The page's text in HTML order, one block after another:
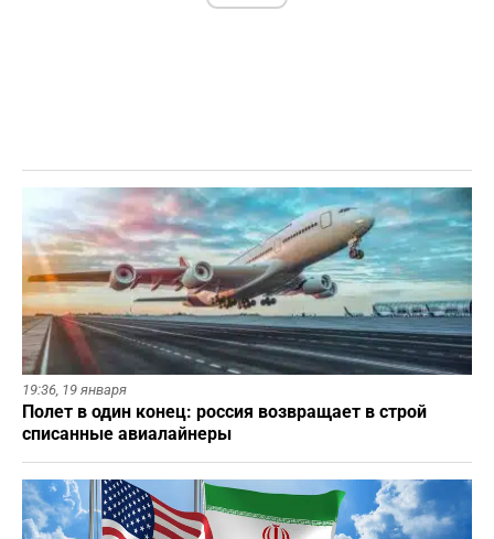
19:36, 19 января
Полет в один конец: россия возвращает в строй
списанные авиалайнеры